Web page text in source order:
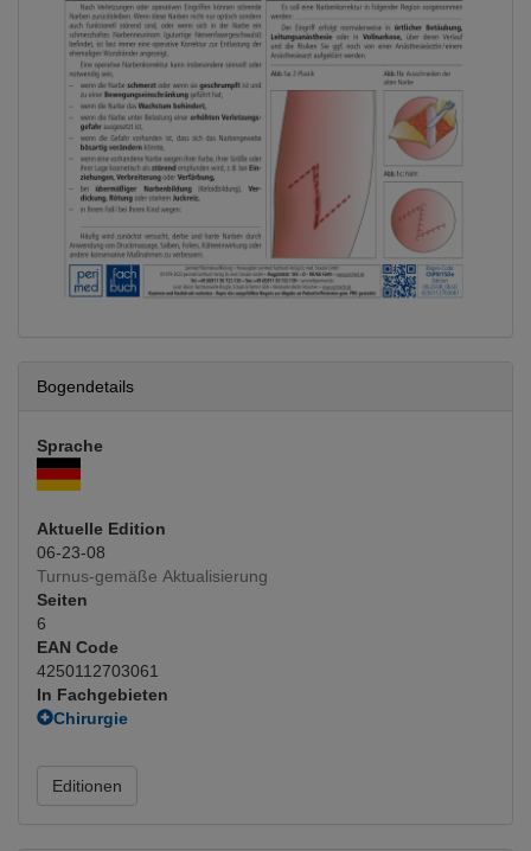
Bogendetails
Sprache
Aktuelle Edition
06-23-08
Turnus-gemäße Aktualisierung
Seiten
6
EAN Code
4250112703061
In Fachgebieten
Chirurgie
Plastische u. rekonstruktive
Unfallchirurgie
Editionen